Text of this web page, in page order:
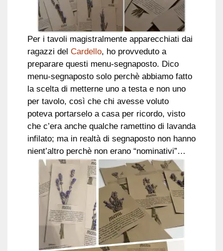
Per i tavoli magistralmente apparecchiati dai
ragazzi del Cardello, ho provveduto a
preparare questi menu-segnaposto. Dico
menu-segnaposto solo perchè abbiamo fatto
la scelta di metterne uno a testa e non uno
per tavolo, così che chi avesse voluto
poteva portarselo a casa per ricordo, visto
che c’era anche qualche ramettino di lavanda
infilato; ma in realtà di segnaposto non hanno
nient’altro perchè non erano “nominativi”…